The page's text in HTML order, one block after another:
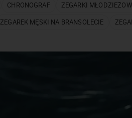
CHRONOGRAF ZEGARKI
ZEGAREK MĘSKI NA BRANSOLECIE